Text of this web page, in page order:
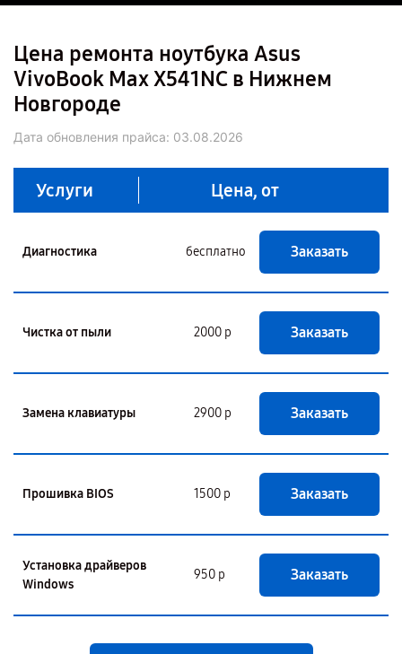
Цена ремонта ноутбука Asus
VivoBook Max X541NC в Нижнем
Новгороде
Дата обновления прайса: 03.08.2026
Услуги Цена, от
Диагностика бесплатно Заказать
Чистка от пыли 2000 р Заказать
Замена клавиатуры 2900 р Заказать
Прошивка BIOS 1500 р Заказать
Установка драйверов
Windows
950 р Заказать